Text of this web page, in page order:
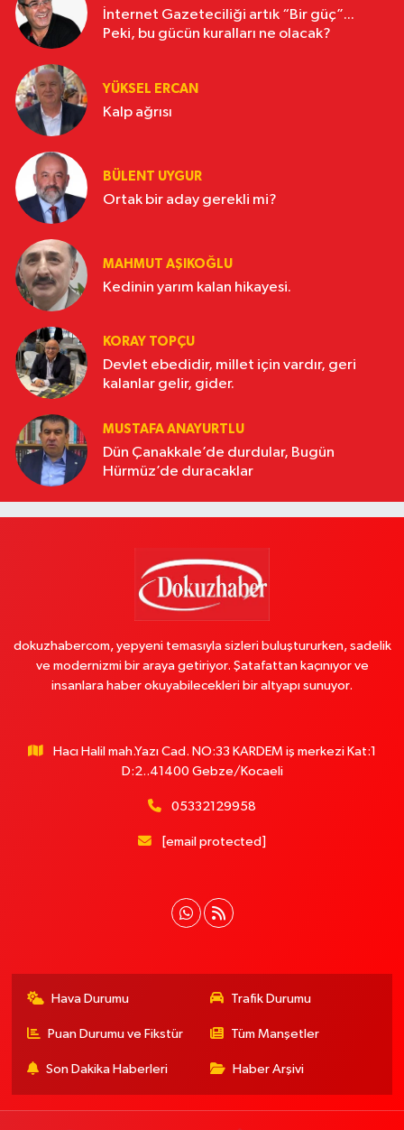
İnternet Gazeteciliği artık “Bir güç”...
Peki, bu gücün kuralları ne olacak?
YÜKSEL ERCAN
Kalp ağrısı
BÜLENT UYGUR
Ortak bir aday gerekli mi?
MAHMUT AŞIKOĞLU
Kedinin yarım kalan hikayesi.
KORAY TOPÇU
Devlet ebedidir, millet için vardır, geri
kalanlar gelir, gider.
MUSTAFA ANAYURTLU
Dün Çanakkale’de durdular, Bugün
Hürmüz’de duracaklar
dokuzhabercom, yepyeni temasıyla sizleri buluştururken, sadelik
ve modernizmi bir araya getiriyor. Şatafattan kaçınıyor ve
insanlara haber okuyabilecekleri bir altyapı sunuyor.
Hacı Halil mah.Yazı Cad. NO:33 KARDEM iş merkezi Kat:1
D:2..41400 Gebze/Kocaeli
05332129958
[email protected]
Hava Durumu Trafik Durumu
Puan Durumu ve Fikstür Tüm Manşetler
Son Dakika Haberleri Haber Arşivi